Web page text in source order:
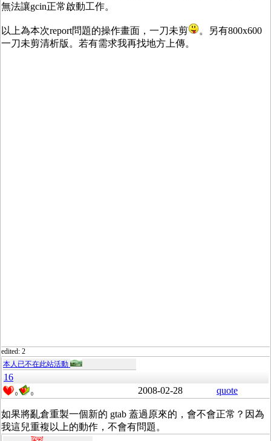
無法讓gcin正常啟動工作。
以上為本次report問題的操作畫面，一刀未剪
。另有800x600
一刀未剪清析版。若有需求我再找地方上傳。
edited: 2
本人已不在此站活動
16
0 0 2008-02-28 quote
如果將亂倉重製一個新的 gtab 蓋過原來的，會不會正常？因為
我這兒重複以上的動作，不會有問題。